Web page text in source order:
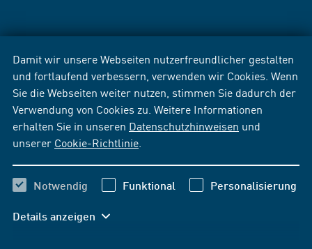
Damit wir unsere Webseiten nutzerfreundlicher gestalten
und fortlaufend verbessern, verwenden wir Cookies. Wenn
Sie die Webseiten weiter nutzen, stimmen Sie dadurch der
Verwendung von Cookies zu. Weitere Informationen
erhalten Sie in unseren Datenschutzhinweisen und
unserer Cookie-Richtlinie
Notwendig Funktional Personalisierung
Details anzeigen